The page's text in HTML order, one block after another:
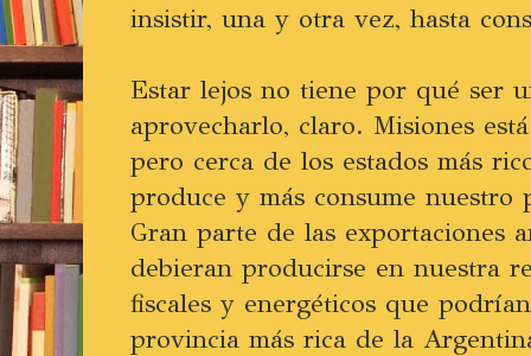
insistir, una y otra vez, hasta
Estar lejos no tiene por qué ser
aprovecharlo, claro. Misiones
pero cerca de los estados más
produce y más consume nuestro
Gran parte de las exportaciones
debieran producirse en nuestra
fiscales y energéticos que
provincia más rica de la